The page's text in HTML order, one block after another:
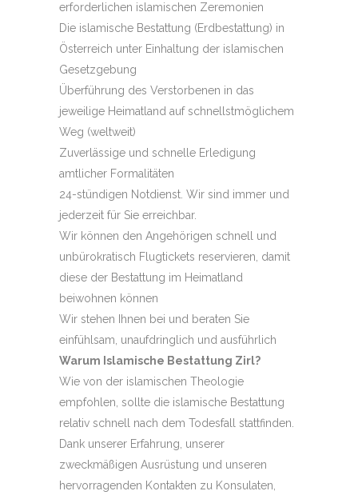
erforderlichen islamischen Zeremonien
Die islamische Bestattung (Erdbestattung) in
Österreich unter Einhaltung der islamischen
Gesetzgebung
Überführung des Verstorbenen in das
jeweilige Heimatland auf schnellstmöglichem
Weg (weltweit)
Zuverlässige und schnelle Erledigung
amtlicher Formalitäten
24-stündigen Notdienst. Wir sind immer und
jederzeit für Sie erreichbar.
Wir können den Angehörigen schnell und
unbürokratisch Flugtickets reservieren, damit
diese der Bestattung im Heimatland
beiwohnen können
Wir stehen Ihnen bei und beraten Sie
einfühlsam, unaufdringlich und ausführlich
Warum Islamische Bestattung Zirl?
Wie von der islamischen Theologie
empfohlen, sollte die islamische Bestattung
relativ schnell nach dem Todesfall stattfinden.
Dank unserer Erfahrung, unserer
zweckmäßigen Ausrüstung und unseren
hervorragenden Kontakten zu Konsulaten,